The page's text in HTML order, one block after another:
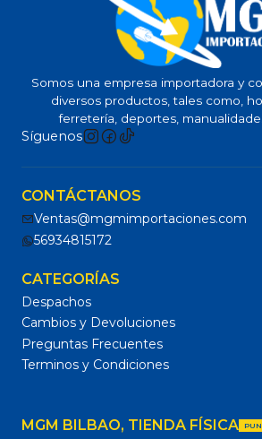
Somos una empresa importadora y
diversos productos, tales como,
ferretería, deportes,
Síguenos
CONTÁCTANOS
Ventas@mgmimportaciones.com
56934815172
CATEGORÍAS
Despachos
Cambios y Devoluciones
Preguntas Frecuentes
Terminos y Condiciones
MGM BILBAO, TIENDA FÍSICA